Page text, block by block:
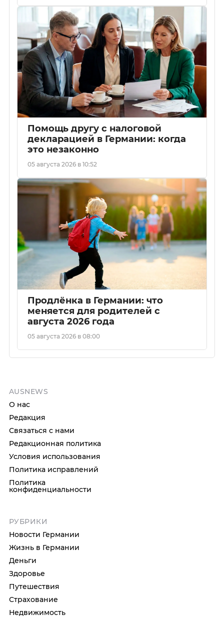
Помощь другу с налоговой
декларацией в Германии: когда
это незаконно
05 августа 2026 в 10:52
Продлёнка в Германии: что
меняется для родителей с
августа 2026 года
05 августа 2026 в 08:00
AUSNEWS
О нас
Редакция
Связаться с нами
Редакционная политика
Условия использования
Политика исправлений
Политика
конфиденциальности
РУБРИКИ
Новости Германии
Жизнь в Германии
Деньги
Здоровье
Путешествия
Страхование
Недвижимость